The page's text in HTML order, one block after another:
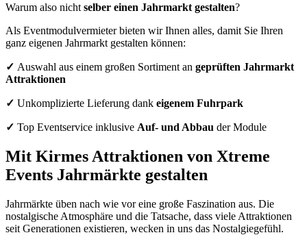
Warum also nicht selber einen Jahrmarkt gestalten?
Als Eventmodulvermieter bieten wir Ihnen alles, damit Sie Ihren
ganz eigenen Jahrmarkt gestalten können:
✓ Auswahl aus einem großen Sortiment an geprüften Jahrmarkt
Attraktionen
✓ Unkomplizierte Lieferung dank eigenem Fuhrpark
✓ Top Eventservice inklusive Auf- und Abbau der Module
Mit Kirmes Attraktionen von Xtreme
Events Jahrmärkte gestalten
Jahrmärkte üben nach wie vor eine große Faszination aus. Die
nostalgische Atmosphäre und die Tatsache, dass viele Attraktionen
seit Generationen existieren, wecken in uns das Nostalgiegefühl.